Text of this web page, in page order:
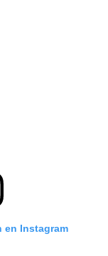
en Instagram